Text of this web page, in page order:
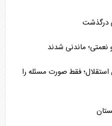
درگذشت
ماندنی شدند
فقط صورت مسئله را